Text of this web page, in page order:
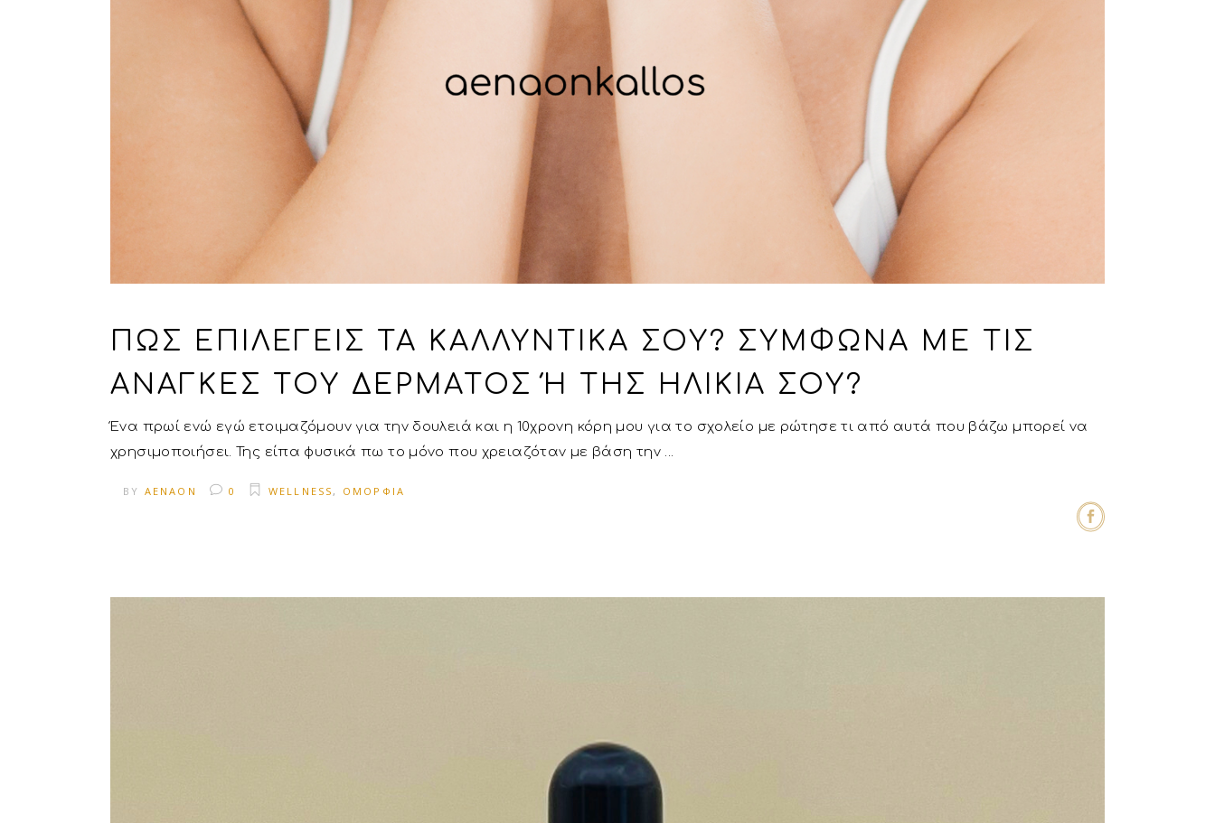
ΠΏΣ ΕΠΙΛΈΓΕΙΣ ΤΑ ΚΑΛΛΥΝΤΙΚΆ ΣΟΥ? ΣΎΜΦΩΝΑ ΜΕ ΤΙΣ
ΑΝΆΓΚΕΣ ΤΟΥ ΔΈΡΜΑΤΟΣ Ή ΤΗΣ ΗΛΙΚΊΑ ΣΟΥ?
Ένα πρωί ενώ εγώ ετοιμαζόμουν για την δουλειά και η 10χρονη κόρη μου για το σχολείο με ρώτησε τι από αυτά που βάζω μπορεί να
χρησιμοποιήσει. Της είπα φυσικά πω το μόνο που χρειαζόταν με βάση την
BY AENAON 0 WELLNESS , ΟΜΟΡΦΙΆ